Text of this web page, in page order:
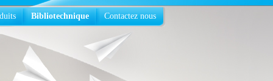
Bibliotechnique Contactez nous